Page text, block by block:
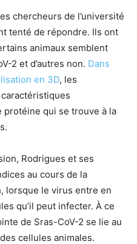
chercheurs de l’université
tenté de répondre. Ils ont
animaux semblent
2 et d’autres non. Dans
en 3D, les
protéine qui se trouve à la
Rodrigues et ses
au cours de la
lorsque le virus entre en
qu’il peut infecter. À ce
de Sras-CoV-2 se lie au
cellules animales.